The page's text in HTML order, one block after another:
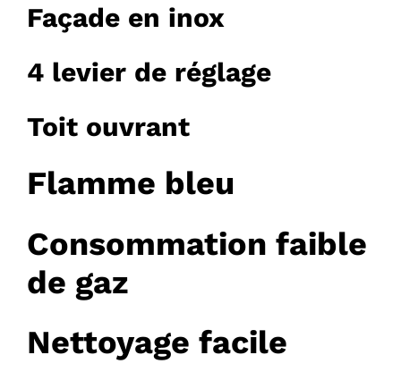
Façade en inox
4 levier de réglage
Toit ouvrant
Flamme bleu
Consommation faible
de gaz
Nettoyage facile